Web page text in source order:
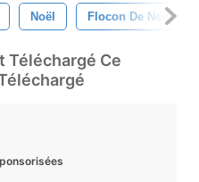
Noël Flocon De Neige
Téléchargé Ce